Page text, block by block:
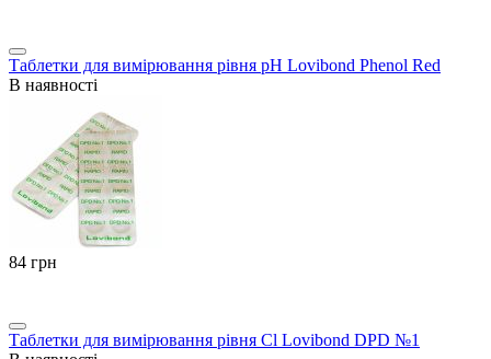
Таблетки для вимірювання рівня pH Lovibond Phenol Red
В наявності
‍84‍ грн
Таблетки для вимірювання рівня Cl Lovibond DPD №1